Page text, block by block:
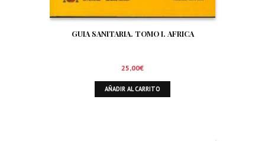
GUIA SANITARIA. TOMO I. AFRICA
25,00€
AÑADIR AL CARRITO